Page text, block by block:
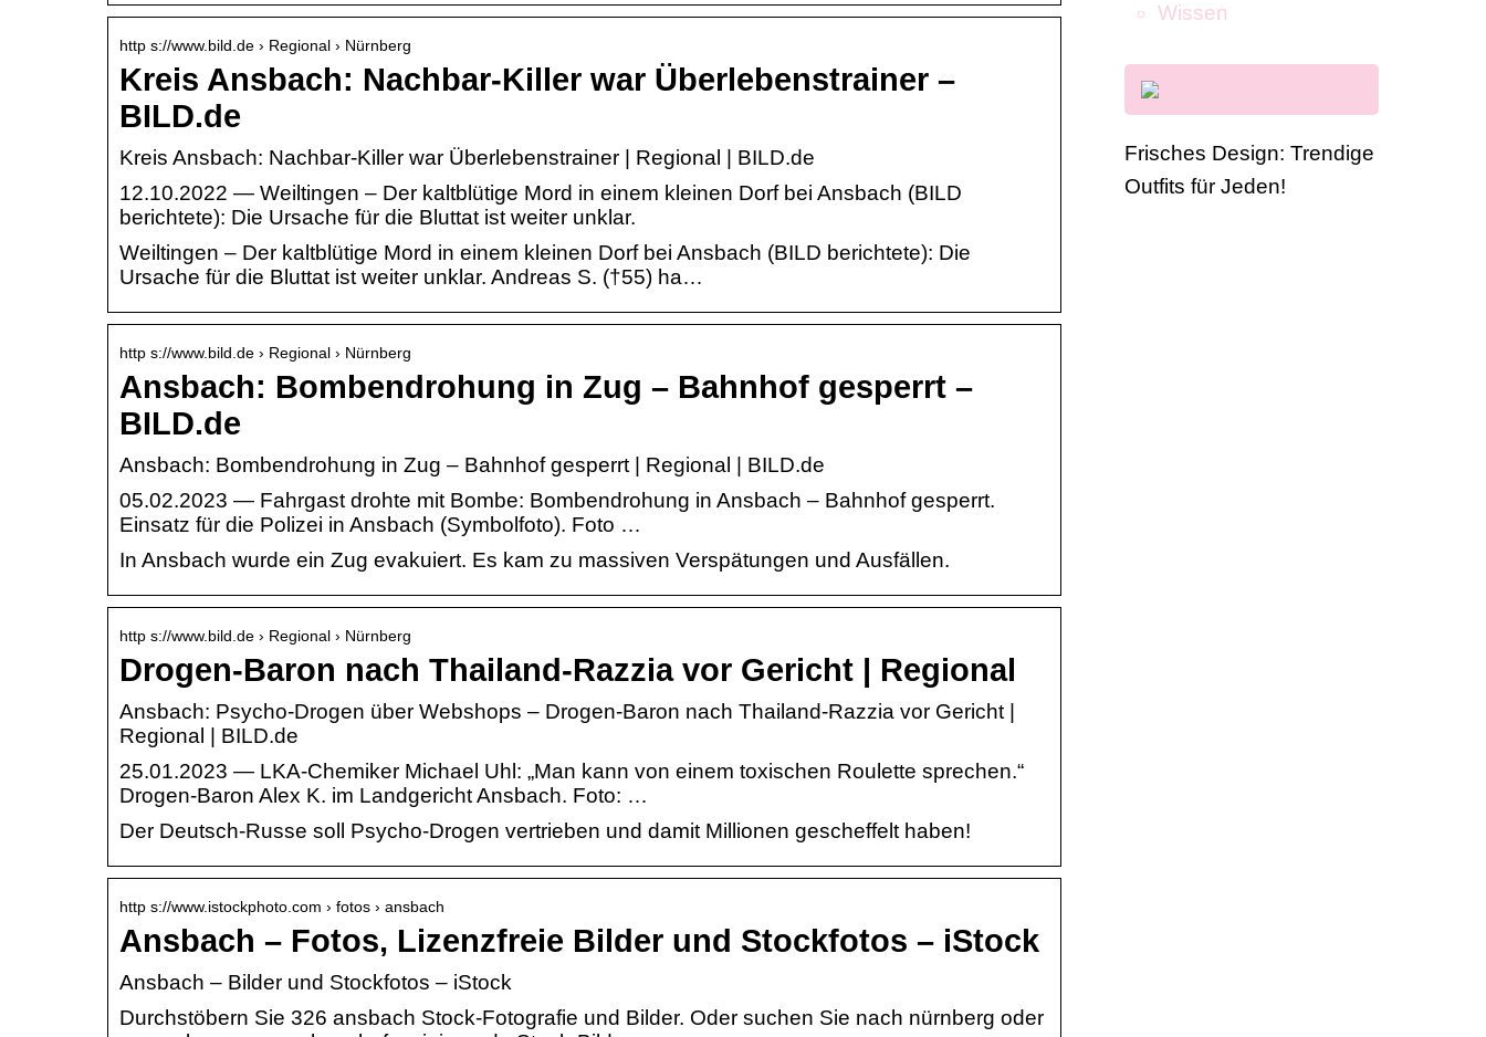
http s://www.bild.de › Regional › Nürnberg
Kreis Ansbach: Nachbar-Killer war Überlebenstrainer –
BILD.de
Kreis Ansbach: Nachbar-Killer war Überlebenstrainer | Regional | BILD.de
12.10.2022 — Weiltingen – Der kaltblütige Mord in einem kleinen Dorf bei Ansbach (BILD
berichtete): Die Ursache für die Bluttat ist weiter unklar.
Weiltingen – Der kaltblütige Mord in einem kleinen Dorf bei Ansbach (BILD berichtete): Die
Ursache für die Bluttat ist weiter unklar. Andreas S. (†55) ha…
http s://www.bild.de › Regional › Nürnberg
Ansbach: Bombendrohung in Zug – Bahnhof gesperrt –
BILD.de
Ansbach: Bombendrohung in Zug – Bahnhof gesperrt | Regional | BILD.de
05.02.2023 — Fahrgast drohte mit Bombe: Bombendrohung in Ansbach – Bahnhof gesperrt.
Einsatz für die Polizei in Ansbach (Symbolfoto). Foto …
In Ansbach wurde ein Zug evakuiert. Es kam zu massiven Verspätungen und Ausfällen.
http s://www.bild.de › Regional › Nürnberg
Drogen-Baron nach Thailand-Razzia vor Gericht | Regional
Ansbach: Psycho-Drogen über Web­shops – Drogen-Baron nach Thailand-Razzia vor Gericht |
Regional | BILD.de
25.01.2023 — LKA-Chemiker Michael Uhl: „Man kann von einem toxischen Roulette sprechen.“
Drogen-Baron Alex K. im Landgericht Ansbach. Foto: …
Der Deutsch-Russe soll Psycho-Drogen vertrieben und damit Millio­nen gescheffelt haben!
http s://www.istockphoto.com › fotos › ansbach
Ansbach – Fotos, Lizenzfreie Bilder und Stockfotos – iStock
Ansbach – Bilder und Stockfotos – iStock
Durchstöbern Sie 326 ansbach Stock-Fotografie und Bilder. Oder suchen Sie nach nürnberg oder
Wissen
Frisches Design: Trendige
Outfits für Jeden!